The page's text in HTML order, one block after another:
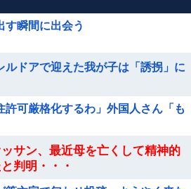
す瞬間に出会う
ルドアで迎えた我が子は「誘拐」に
許可厳格化するわ」外国人さん「も
ッサン、最近母を亡くして精神的
判明・・・